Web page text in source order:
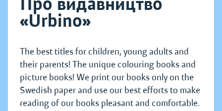
«Urbino»
The best titles for children, young adults and
their parents! The unique colouring books and
picture books! We print our books only on the
Swedish paper and use our best efforts to make
reading of our books pleasant and comfortable.